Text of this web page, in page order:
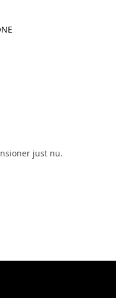
just nu.